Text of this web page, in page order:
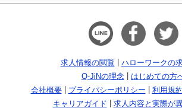
求人情報の閲覧
ハローワークの
Q-JiNの理念
はじめての方
会社概要
プライバシーポリシー 利用規約
キャリアガイド
求人内容と実際が